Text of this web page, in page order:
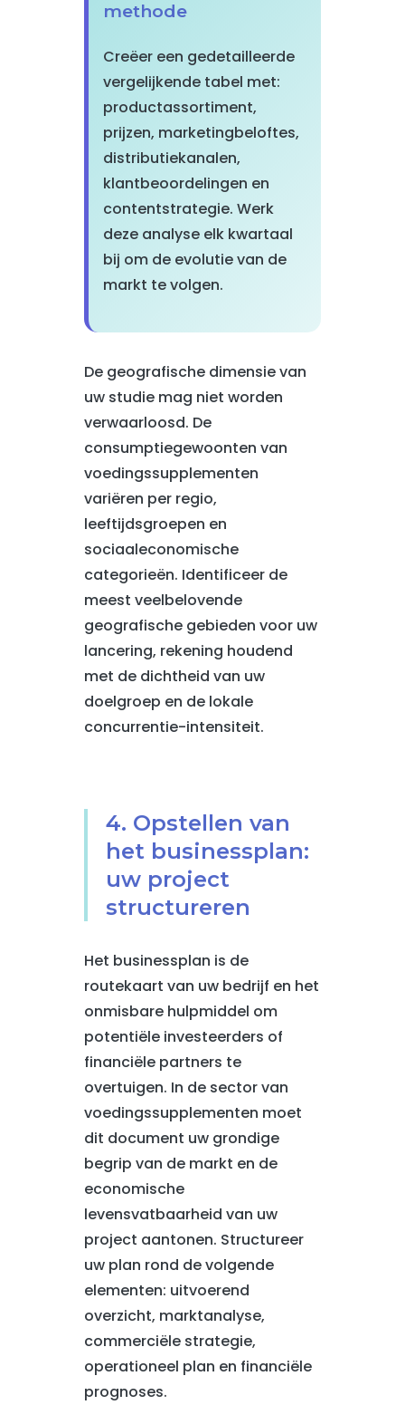
methode
Creëer een gedetailleerde
vergelijkende tabel met:
productassortiment,
prijzen, marketingbeloftes,
distributiekanalen,
klantbeoordelingen en
contentstrategie. Werk
deze analyse elk kwartaal
bij om de evolutie van de
markt te volgen.
De geografische dimensie van
uw studie mag niet worden
verwaarloosd. De
consumptiegewoonten van
voedingssupplementen
variëren per regio,
leeftijdsgroepen en
sociaaleconomische
categorieën. Identificeer de
meest veelbelovende
geografische gebieden voor uw
lancering, rekening houdend
met de dichtheid van uw
doelgroep en de lokale
concurrentie-intensiteit.
4. Opstellen van
het businessplan:
uw project
structureren
Het businessplan is de
routekaart van uw bedrijf en het
onmisbare hulpmiddel om
potentiële investeerders of
financiële partners te
overtuigen. In de sector van
voedingssupplementen moet
dit document uw grondige
begrip van de markt en de
economische
levensvatbaarheid van uw
project aantonen. Structureer
uw plan rond de volgende
elementen: uitvoerend
overzicht, marktanalyse,
commerciële strategie,
operationeel plan en financiële
prognoses.